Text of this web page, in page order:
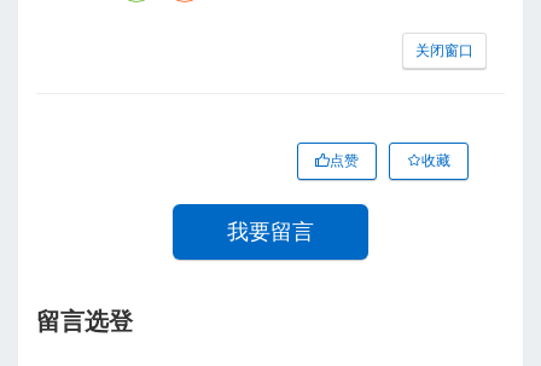
关闭窗口
点赞 收藏
我要留言
留言选登